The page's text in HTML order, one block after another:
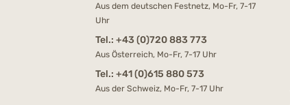
Aus dem deutschen Festnetz, Mo-Fr, 7-17
Uhr
Tel.: +43 (0)720 883 773
Aus Österreich, Mo-Fr, 7-17 Uhr
Tel.: +41 (0)615 880 573
Aus der Schweiz, Mo-Fr, 7-17 Uhr